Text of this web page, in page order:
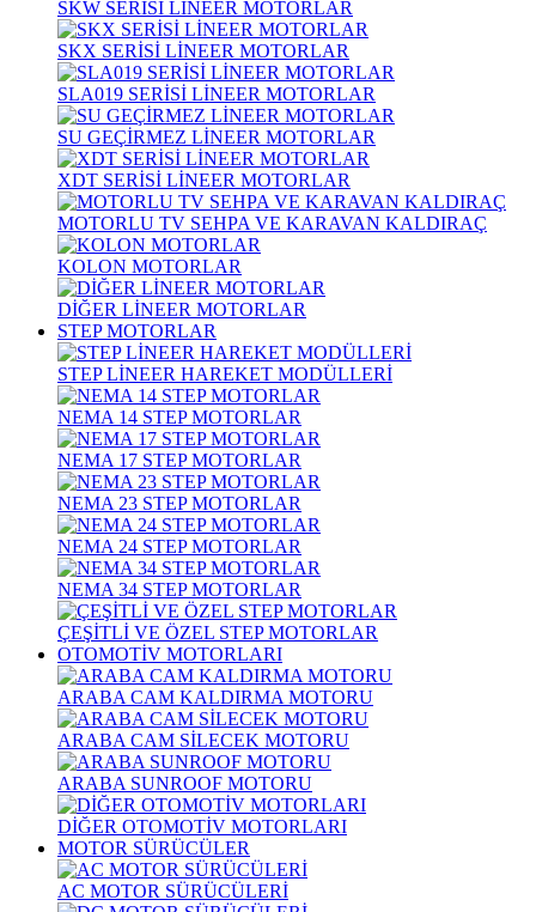
SKW SERİSİ LİNEER MOTORLAR
SKX SERİSİ LİNEER MOTORLAR
SLA019 SERİSİ LİNEER MOTORLAR
SU GEÇİRMEZ LİNEER MOTORLAR
XDT SERİSİ LİNEER MOTORLAR
MOTORLU TV SEHPA VE KARAVAN KALDIRAÇ
KOLON MOTORLAR
DİĞER LİNEER MOTORLAR
STEP MOTORLAR
STEP LİNEER HAREKET MODÜLLERİ
NEMA 14 STEP MOTORLAR
NEMA 17 STEP MOTORLAR
NEMA 23 STEP MOTORLAR
NEMA 24 STEP MOTORLAR
NEMA 34 STEP MOTORLAR
ÇEŞİTLİ VE ÖZEL STEP MOTORLAR
OTOMOTİV MOTORLARI
ARABA CAM KALDIRMA MOTORU
ARABA CAM SİLECEK MOTORU
ARABA SUNROOF MOTORU
DİĞER OTOMOTİV MOTORLARI
MOTOR SÜRÜCÜLER
AC MOTOR SÜRÜCÜLERİ